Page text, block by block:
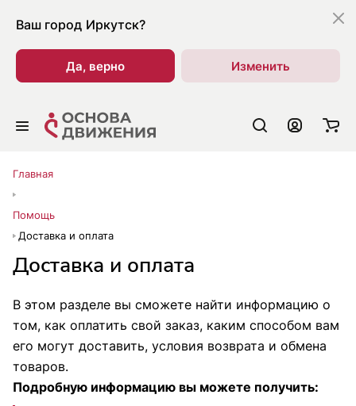
Ваш город Иркутск?
Да, верно Изменить
Главная
Помощь
Доставка и оплата
Доставка и оплата
В этом разделе вы сможете найти информацию о
том, как оплатить свой заказ, каким способом вам
его могут доставить, условия возврата и обмена
товаров.
Подробную информацию вы можете получить: